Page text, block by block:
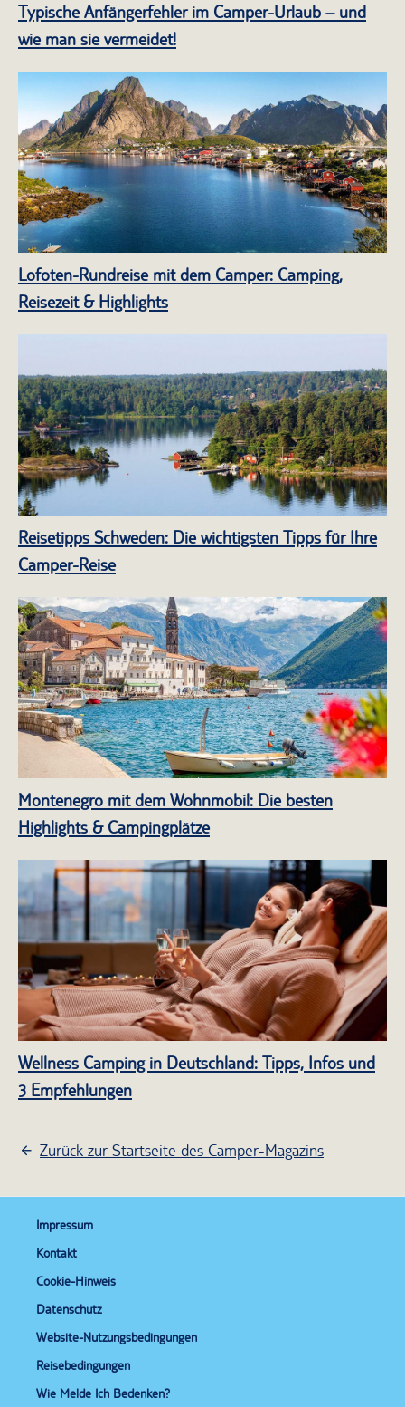
Typische Anfängerfehler im Camper-Urlaub – und
wie man sie vermeidet!
Lofoten-Rundreise mit dem Camper: Camping,
Reisezeit & Highlights
Reisetipps Schweden: Die wichtigsten Tipps für Ihre
Camper-Reise
Montenegro mit dem Wohnmobil: Die besten
Highlights & Campingplätze
Wellness Camping in Deutschland: Tipps, Infos und
3 Empfehlungen
Zurück zur Startseite des Camper-Magazins
Impressum
Kontakt
Cookie-Hinweis
Datenschutz
Website-Nutzungsbedingungen
Reisebedingungen
Wie Melde Ich Bedenken?